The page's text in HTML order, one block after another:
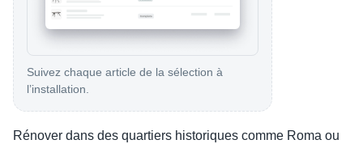
Suivez chaque article de la sélection à
l’installation.
Rénover dans des quartiers historiques comme Roma ou